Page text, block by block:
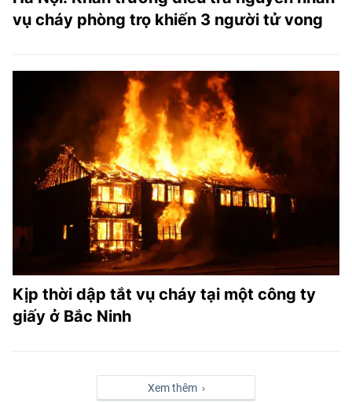
vụ cháy phòng trọ khiến 3 người tử vong
Kịp thời dập tắt vụ cháy tại một công ty
giấy ở Bắc Ninh
Xem thêm ›